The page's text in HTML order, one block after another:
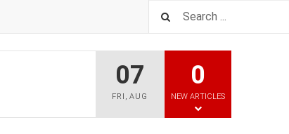
07
FRI ,AUG
0
NEW ARTICLES